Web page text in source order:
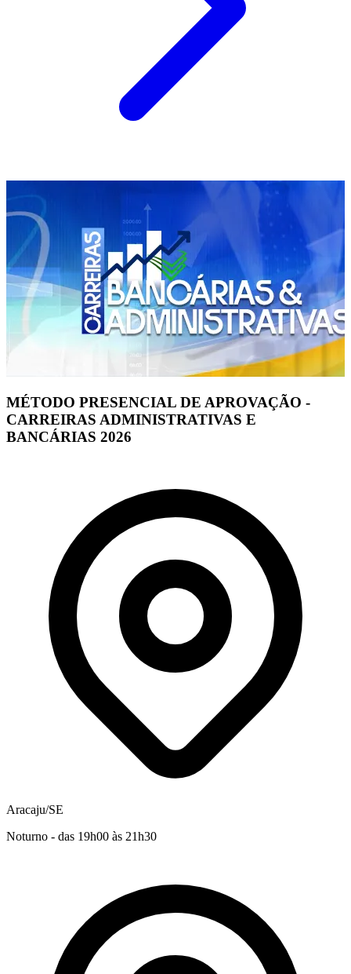
MÉTODO PRESENCIAL DE APROVAÇÃO -
CARREIRAS ADMINISTRATIVAS E
BANCÁRIAS 2026
Aracaju/SE
Noturno - das 19h00 às 21h30